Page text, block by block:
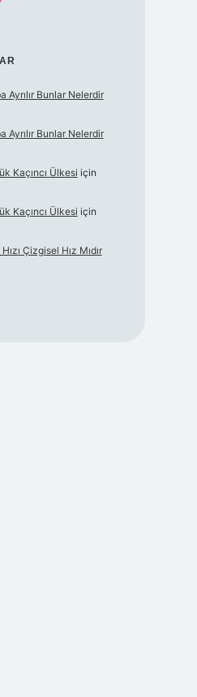
Ayrılır Bunlar Nelerdir
Ayrılır Bunlar Nelerdir
Kaçıncı Ülkesi için
Kaçıncı Ülkesi için
Çizgisel Hız Mıdır